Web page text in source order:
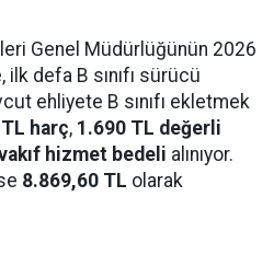
Genel Müdürlüğünün 2026
defa B sınıfı sürücü
ehliyete B sınıfı ekletmek
harç, 1.690 TL değerli
hizmet bedeli alınıyor.
8.869,60 TL olarak